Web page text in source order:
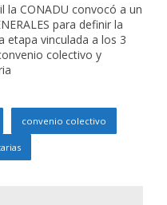
la CONADU convocó a un
para definir la
etapa vinculada a los 3
colectivo y
convenio colectivo